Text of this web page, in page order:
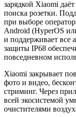
зарядкой Xiaomi
поиска розетки.
при выборе
Android (HyperOS
и поддерживает все
защиты IP68
повседневном
Xiaomi закрывает
фото и видео,
стриминг. Через
всей экосистемой
очистителями